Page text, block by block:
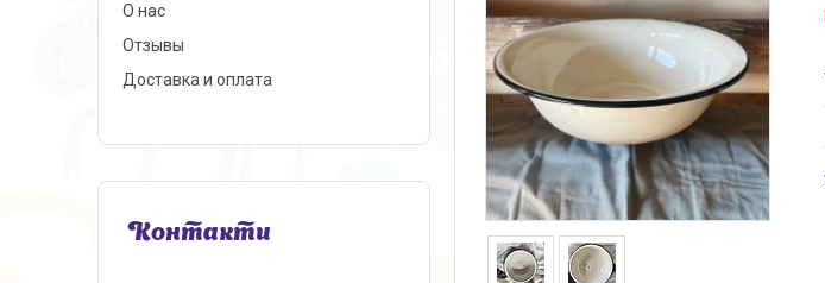
О нас
Отзывы
Доставка и оплата
Контакти